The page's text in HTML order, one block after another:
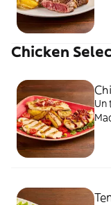
Chicken
Un